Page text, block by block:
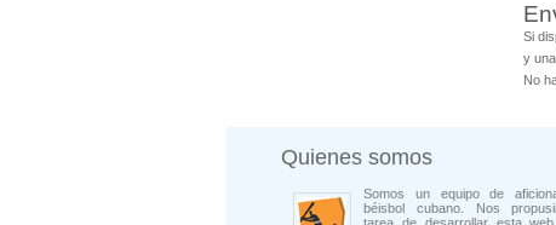
Si
y
No
Quienes somos
Somos un equipo de
béisbol cubano. Nos